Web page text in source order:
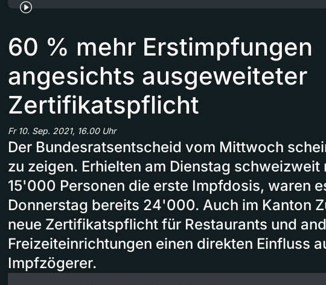
60 % mehr Erstimpfungen
angesichts ausgeweiteter
Zertifikatspflicht
Fr 10. Sep. 2021, 16.00 Uhr
Der Bundesratsentscheid vom Mittwoch
zu zeigen. Erhielten am Dienstag schweizweit
15'000 Personen die erste Impfdosis, waren
Donnerstag bereits 24'000. Auch im Kanton
neue Zertifikatspflicht für Restaurants und
Freizeiteinrichtungen einen direkten Einfluss
Impfzögerer.